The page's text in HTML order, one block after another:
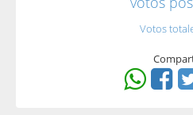
Votos